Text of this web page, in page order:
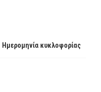
Ημερομηνία κυκλοφορίας